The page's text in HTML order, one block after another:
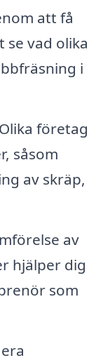
att få
se vad olika
i
Olika företag
såsom
av skräp,
av
hjälper dig
som